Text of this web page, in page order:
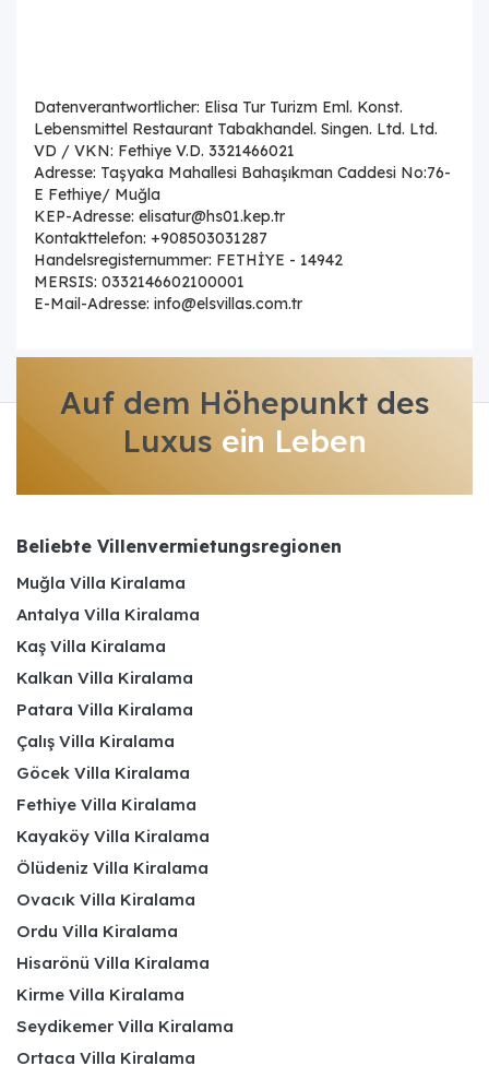
Datenverantwortlicher: Elisa Tur Turizm Eml. Konst.
Lebensmittel Restaurant Tabakhandel. Singen. Ltd. Ltd.
VD / VKN: Fethiye V.D. 3321466021
Adresse: Taşyaka Mahallesi Bahaşıkman Caddesi No:76-
E Fethiye/ Muğla
KEP-Adresse: elisatur@hs01.kep.tr
Kontakttelefon: +908503031287
Handelsregisternummer: FETHİYE - 14942
MERSIS: 0332146602100001
E-Mail-Adresse: info@elsvillas.com.tr
Auf dem Höhepunkt des
Luxus ein Leben
Beliebte Villenvermietungsregionen
Muğla Villa Kiralama
Antalya Villa Kiralama
Kaş Villa Kiralama
Kalkan Villa Kiralama
Patara Villa Kiralama
Çalış Villa Kiralama
Göcek Villa Kiralama
Fethiye Villa Kiralama
Kayaköy Villa Kiralama
Ölüdeniz Villa Kiralama
Ovacık Villa Kiralama
Ordu Villa Kiralama
Hisarönü Villa Kiralama
Kirme Villa Kiralama
Seydikemer Villa Kiralama
Ortaca Villa Kiralama